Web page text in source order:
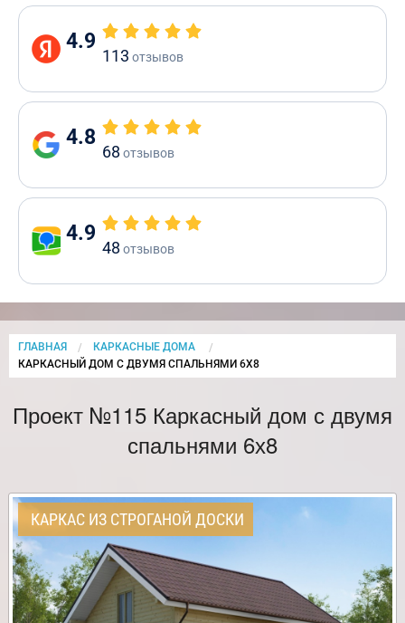
4.9
113 отзывов
4.8
68 отзывов
4.9
48 отзывов
ГЛАВНАЯ
КАРКАСНЫЕ ДОМА
CURRENT:
КАРКАСНЫЙ ДОМ С ДВУМЯ СПАЛЬНЯМИ 6Х8
Проект №115 Каркасный дом с двумя
спальнями 6х8
КАРКАС ИЗ СТРОГАНОЙ ДОСКИ